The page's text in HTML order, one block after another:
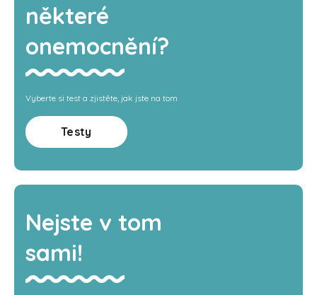
některé
onemocnění?
Vyberte si test a zjistěte, jak jste na tom
Testy
Nejste v tom
sami!